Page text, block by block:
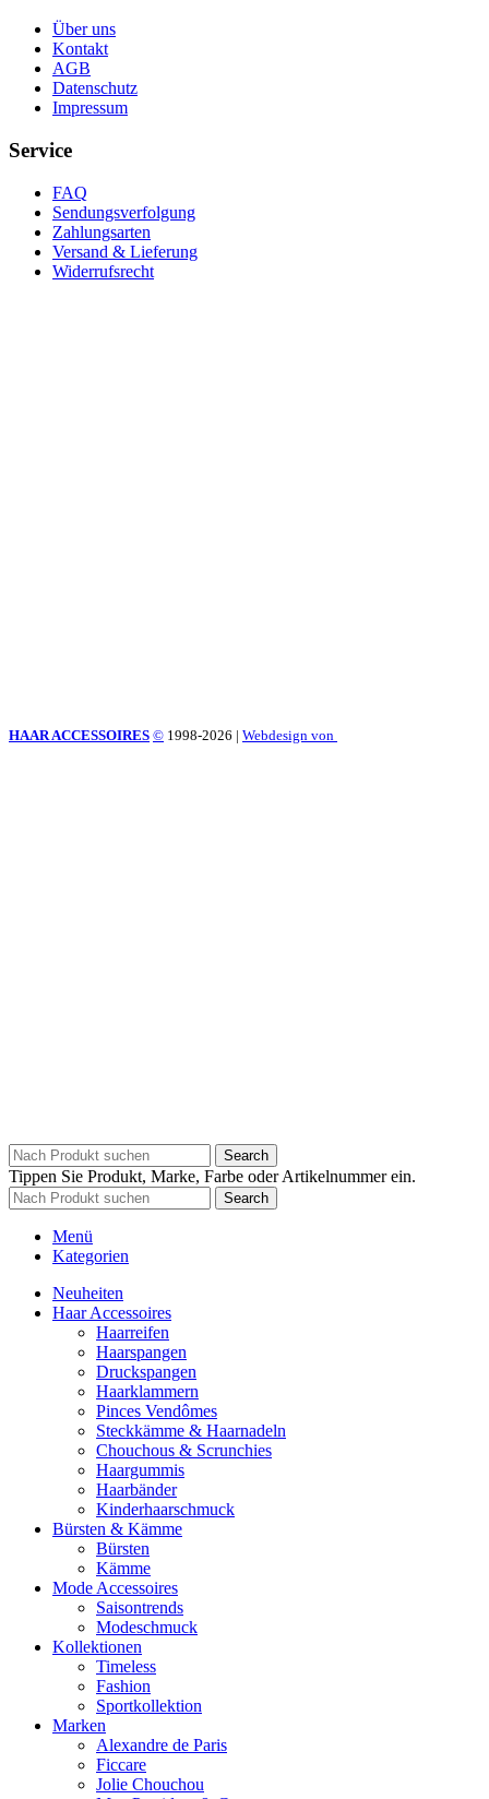
Über uns
Kontakt
AGB
Datenschutz
Impressum
Service
FAQ
Sendungsverfolgung
Zahlungsarten
Versand & Lieferung
Widerrufsrecht
HAAR ACCESSOIRES © 1998-2026 | Webdesign von
Search
Tippen Sie Produkt, Marke, Farbe oder Artikelnummer ein.
Search
Menü
Kategorien
Neuheiten
Haar Accessoires
Haarreifen
Haarspangen
Druckspangen
Haarklammern
Pinces Vendômes
Steckkämme & Haarnadeln
Chouchous & Scrunchies
Haargummis
Haarbänder
Kinderhaarschmuck
Bürsten & Kämme
Bürsten
Kämme
Mode Accessoires
Saisontrends
Modeschmuck
Kollektionen
Timeless
Fashion
Sportkollektion
Marken
Alexandre de Paris
Ficcare
Jolie Chouchou